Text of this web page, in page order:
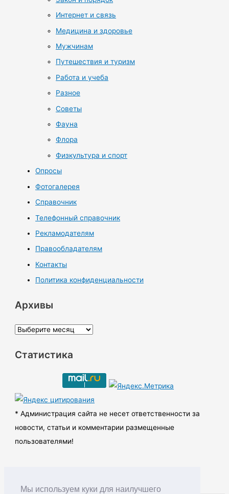
Мы используем куки для наилучшего
Интернет и связь
Медицина и здоровье
Мужчинам
Путешествия и туризм
Работа и учеба
Разное
Советы
Фауна
Флора
Физкультура и спорт
Опросы
Фотогалерея
Справочник
Телефонный справочник
Рекламодателям
Правообладателям
Контакты
Политика конфиденциальности
Архивы
А
х
ы
Статистика
* Администрация сайта не несет ответственности за
новости, статьи и комментарии размещенные
пользователями!